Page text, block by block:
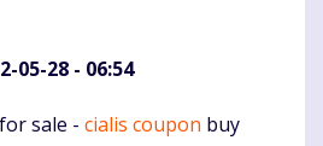
05-28 - 06:54
sale - cialis coupon buy